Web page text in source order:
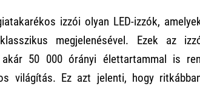
izzói olyan LED-izzók,
megjelenésével. Ezek az
50 000 órányi élettartammal is
világítás. Ez azt jelenti, hogy